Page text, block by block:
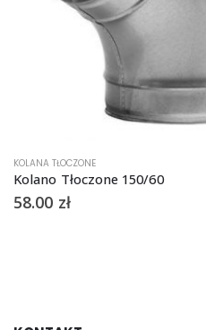
KOLANA TŁOCZONE
Kolano Tłoczone 150/60
58.00 zł